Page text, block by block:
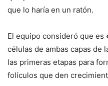
que lo haría en un ratón.
El equipo consideró que es
células de ambas capas de
las primeras etapas para
folículos que den